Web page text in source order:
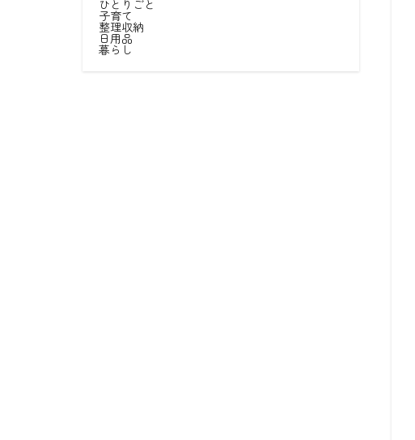
ひとりごと
子育て
整理収納
日用品
暮らし